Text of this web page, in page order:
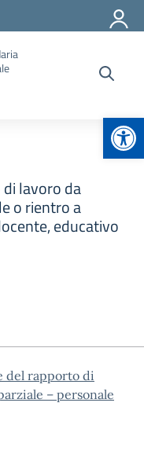
lavoro da
o rientro a
educativo
del rapporto di
– personale